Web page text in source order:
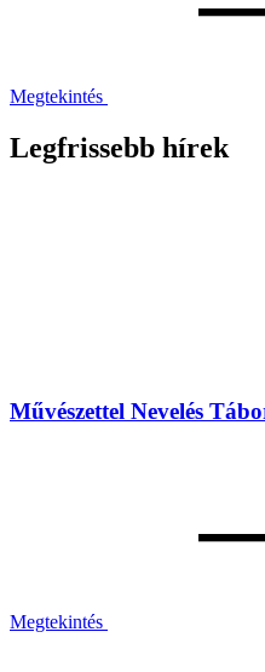
Megtekintés
Legfrissebb hírek
Művészettel Nevelés
Megtekintés